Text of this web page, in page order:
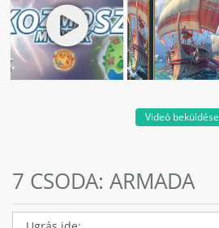
Videó beküldése
7 CSODA: ARMADA